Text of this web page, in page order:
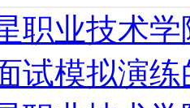
职业技术
试模拟演练